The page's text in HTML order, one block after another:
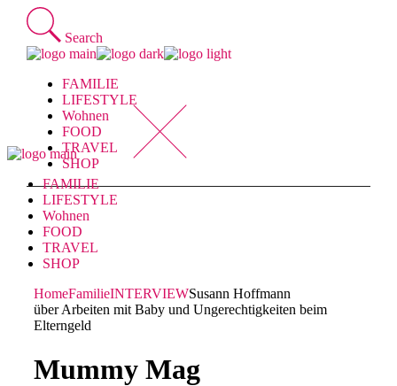
Skip
content
Search
FAMILIE
LIFESTYLE
Wohnen
FOOD
TRAVEL
SHOP
FAMILIE
LIFESTYLE
Wohnen
FOOD
TRAVEL
SHOP
HomeFamilieINTERVIEWSusann Hoffmann
über Arbeiten mit Baby und Ungerechtigkeiten beim
Elterngeld
Mummy Mag